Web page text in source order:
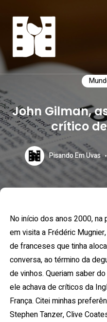
PISANDO EM
Explore o universo do Vinho
John Gilman,
crítico
Pisando Em Uvas
No início dos anos 2000, na
em visita a Frédéric
de franceses que tinha
conversa, ao término da
de vinhos. Queriam saber
ele achava de críticos da
França. Citei minhas
Stephen Tanzer, Clive